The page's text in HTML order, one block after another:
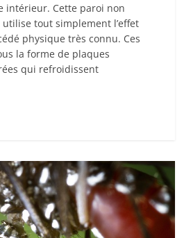
intérieur. Cette paroi non
tout simplement l’effet
physique très connu. Ces
la forme de plaques
qui refroidissent